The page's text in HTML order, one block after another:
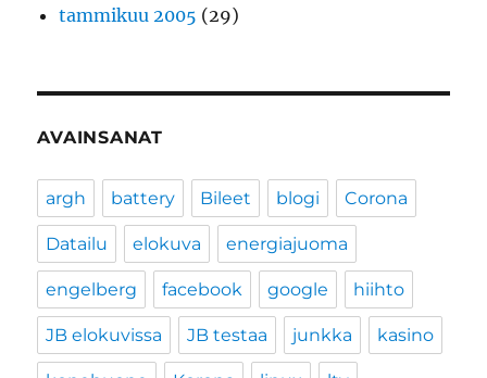
tammikuu 2005 (29)
AVAINSANAT
argh battery Bileet blogi Corona
Datailu elokuva energiajuoma
engelberg facebook google hiihto
JB elokuvissa JB testaa junkka kasino